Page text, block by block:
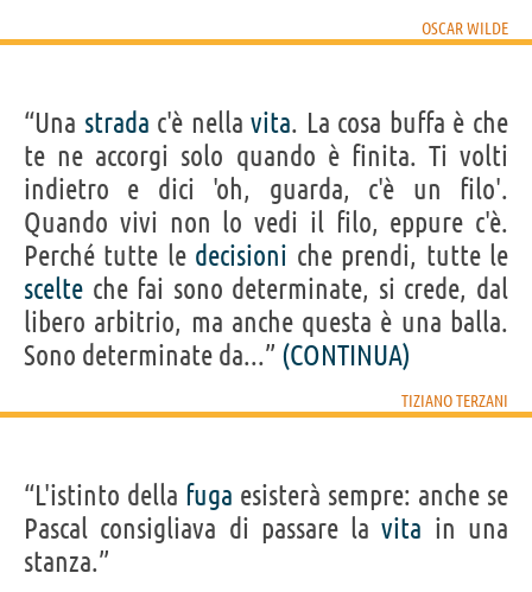
OSCAR WILDE
“Una strada c'è nellavita. La cosa buffa è che
te ne accorgi solo quando è finita. Ti volti
indietro e dici 'oh, guarda, c'è un filo'.
Quando vivi non lo vedi il filo, eppure c'è.
Perché tutte le decisioni che prendi, tutte le
scelte che fai sono determinate, si crede, dal
libero arbitrio, ma anche questa è una balla.
Sono determinate da...” (CONTINUA)
TIZIANO TERZANI
“L'istinto della fuga esisterà sempre: anche se
Pascal consigliava di passare lavita in una
stanza.”